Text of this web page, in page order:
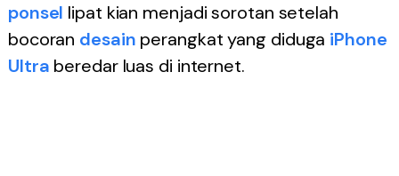
ponsel lipat kian menjadi sorotan setelah
bocoran desain perangkat yang diduga iPhone
Ultra beredar luas di internet.